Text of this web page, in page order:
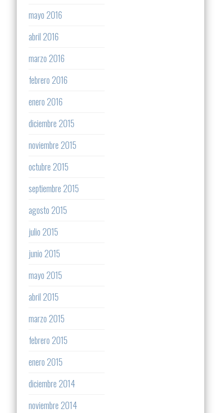
mayo 2016
abril 2016
marzo 2016
febrero 2016
enero 2016
diciembre 2015
noviembre 2015
octubre 2015
septiembre 2015
agosto 2015
julio 2015
junio 2015
mayo 2015
abril 2015
marzo 2015
febrero 2015
enero 2015
diciembre 2014
noviembre 2014